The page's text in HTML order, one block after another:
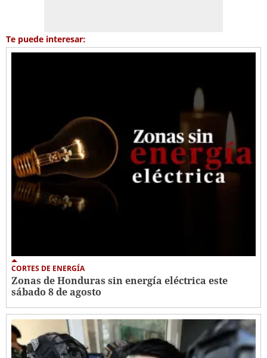
Te puede interesar:
CORTES DE ENERGÍA
Zonas de Honduras sin energía eléctrica este
sábado 8 de agosto